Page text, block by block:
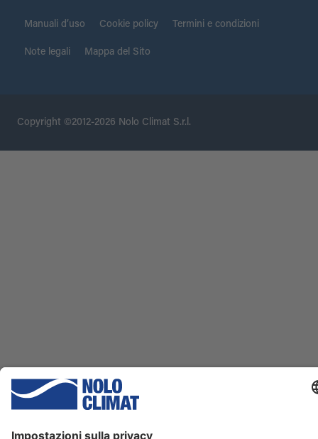
Manuali d’uso Cookie policy Termini e condizioni
Note legali Mappa del Sito
Copyright ©2012-2026 Nolo Climat S.r.l.